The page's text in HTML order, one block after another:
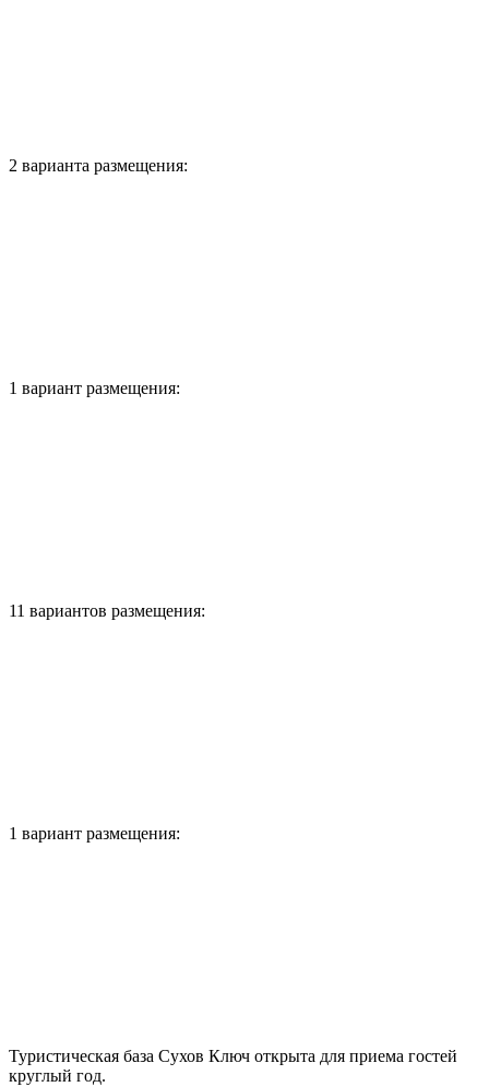
2 варианта размещения:
1 вариант размещения:
11 вариантов размещения:
1 вариант размещения:
Туристическая база Сухов Ключ открыта для приема гостей
круглый год.